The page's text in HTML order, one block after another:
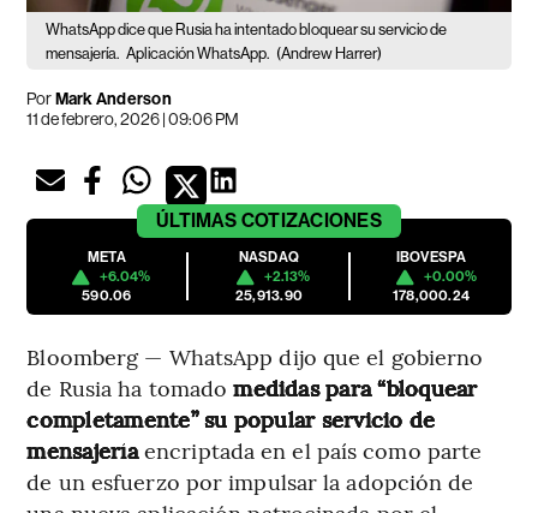
WhatsApp dice que Rusia ha intentado bloquear su servicio de
mensajería. Aplicación WhatsApp. (Andrew Harrer)
PorMark Anderson
11 de febrero, 2026 | 09:06 PM
ÚLTIMAS COTIZACIONES
META
+6.04%
590.06
NASDAQ
+2.13%
25,913.90
IBOVESPA
+0.00%
178,000.24
Bloomberg — WhatsApp dijo que el gobierno
de Rusia ha tomadomedidas para “bloquear
completamente” su popular servicio de
mensajeríaencriptada en el país como parte
de un esfuerzo por impulsar la adopción de